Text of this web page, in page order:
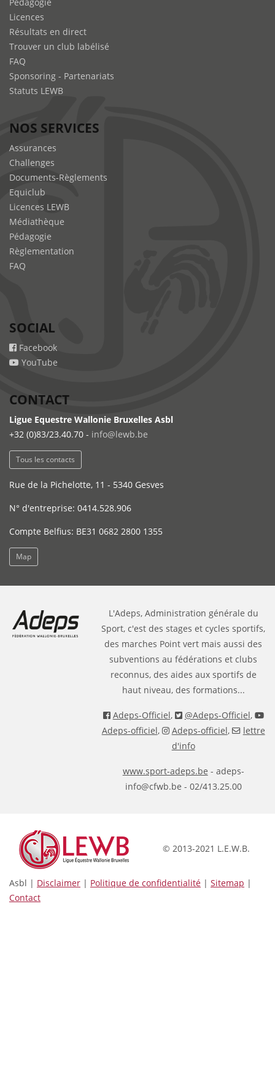
Pédagogie
Licences
Résultats en direct
Trouver un club labélisé
FAQ
Sponsoring - Partenariats
Statuts LEWB
NOS SERVICES
Assurances
Challenges
Documents-Règlements
Equiclub
Licences LEWB
Médiathèque
Pédagogie
Règlementation
FAQ
SOCIAL
Facebook
YouTube
CONTACT
Ligue Equestre Wallonie Bruxelles Asbl
+32 (0)83/23.40.70 - info@lewb.be
Tous les contacts
Rue de la Pichelotte, 11 - 5340 Gesves
N° d'entreprise: 0414.528.906
Compte Belfius: BE31 0682 2800 1355
Map
L'Adeps, Administration générale du
Sport, c'est des stages et cycles sportifs,
des marches Point vert mais aussi des
subventions au fédérations et clubs
reconnus, des aides aux sportifs de
haut niveau, des formations...
Adeps-Officiel, @Adeps-Officiel,
Adeps-officiel, Adeps-officiel,
lettre
d'info
www.sport-adeps.be - adeps-
info@cfwb.be - 02/413.25.00
© 2013-2021 L.E.W.B.
Asbl | Disclaimer | Politique de confidentialité | Sitemap |
Contact